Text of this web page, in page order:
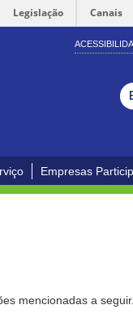
Legislação Canais
Empresas
mencionadas a seguir.